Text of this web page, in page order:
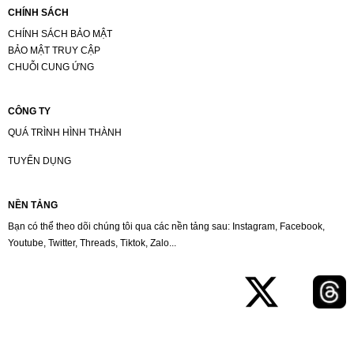
CHÍNH SÁCH
CHÍNH SÁCH BẢO MẬT
BẢO MẬT TRUY CẬP
CHUỖI CUNG ỨNG
CÔNG TY
QUÁ TRÌNH HÌNH THÀNH
TUYỂN DỤNG
NỀN TẢNG
Bạn có thể theo dõi chúng tôi qua các nền tảng sau: Instagram, Facebook,
Youtube, Twitter, Threads, Tiktok, Zalo...